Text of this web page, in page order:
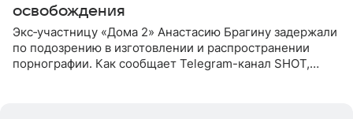
освобождения
Экс‑участницу «Дома 2» Анастасию Брагину задержали
по подозрению в изготовлении и распространении
порнографии. Как сообщает Telegram-канал SHOT,